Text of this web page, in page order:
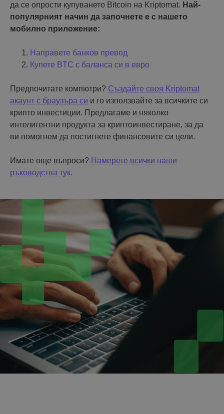
да се опрости купуването Bitcoin на Kriptomat. Най-
популярният начин да започнете е с нашето
мобилно приложение:
Направете банков превод
Купете BTC с баланса си в евро
Предпочитате компютри? Създайте своя Kriptomat
акаунт с браузъра си и го използвайте за всичките си
крипто инвестиции. Предлагаме и няколко
интелигентни продукта за криптоинвестиране, за да
ви помогнем да постигнете финансовите си цели.
Имате още въпроси? Намерете всички наши
ръководства тук.